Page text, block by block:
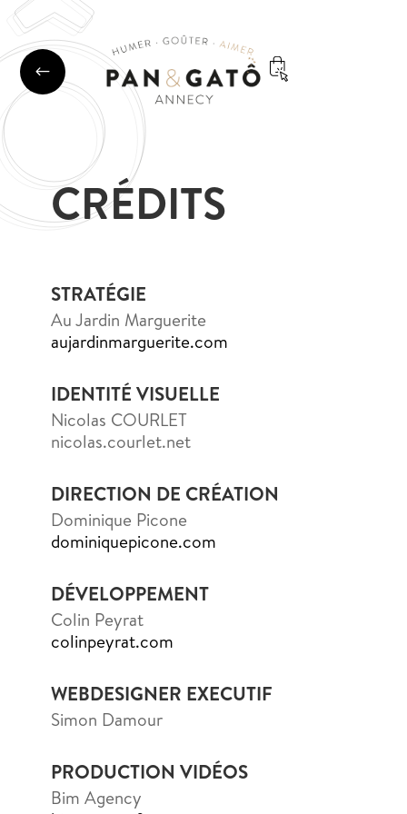
CRÉDITS
STRATÉGIE
Au Jardin Marguerite
aujardinmarguerite.com
IDENTITÉ VISUELLE
Nicolas COURLET
nicolas.courlet.net
DIRECTION DE CRÉATION
Dominique Picone
dominiquepicone.com
DÉVELOPPEMENT
Colin Peyrat
colinpeyrat.com
WEBDESIGNER EXECUTIF
Simon Damour
PRODUCTION VIDÉOS
Bim Agency
#